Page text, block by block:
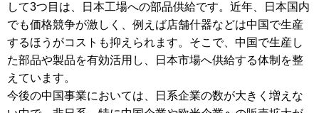
して3つ目は、日本工場への部品供給です。近年、日本国内
でも価格競争が激しく、例えば店舗什器などは中国で生産
するほうがコストも抑えられます。そこで、中国で生産し
た部品や製品を有効活用し、日本市場へ供給する体制を整
えています。
今後の中国事業においては、日系企業の数が大きく増えな